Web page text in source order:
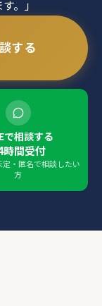
。」
する
で相談する
時間受付
定・匿名で相談したい
方